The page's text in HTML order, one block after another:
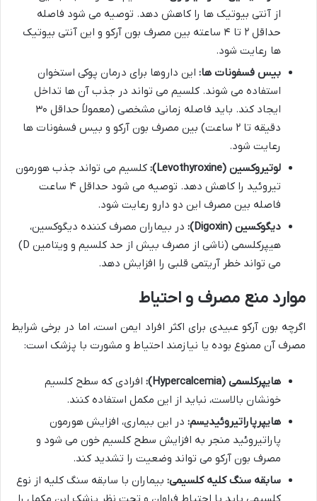
از آنتی بیوتیک ها را کاهش دهد. توصیه می شود فاصله
حداقل ۲ تا ۴ ساعته بین مصرف بون آرکو و این آنتی بیوتیک
ها رعایت شود.
بیس فسفونات ها: این داروها برای درمان پوکی استخوان
استفاده می شوند. کلسیم می تواند در جذب آن ها تداخل
ایجاد کند. باید فاصله زمانی مشخصی (معمولاً حداقل ۳۰
دقیقه تا ۲ ساعت) بین مصرف بون آرکو و بیس فسفونات ها
رعایت شود.
لوتیروکسین (Levothyroxine):
کلسیم می تواند جذب هورمون
تیروئید را کاهش دهد. توصیه می شود حداقل ۴ ساعت
فاصله بین مصرف این دو دارو رعایت شود.
دیگوکسین (Digoxin):
در بیماران مصرف کننده دیگوکسین،
هیپرکلسمی (ناشی از مصرف بیش از حد کلسیم و ویتامین D)
می تواند خطر آریتمی قلبی را افزایش دهد.
موارد منع مصرف و احتیاط
اگرچه بون آرکو عبیدی برای اکثر افراد ایمن است، اما در برخی شرایط
مصرف آن ممنوع بوده یا نیازمند احتیاط و مشورت با پزشک است:
هایپرکلسمی (Hypercalcemia):
افرادی که سطح کلسیم
خونشان بالاست، نباید از این مکمل استفاده کنند.
هایپرپاراتیروئیدیسم: در این بیماری، افزایش هورمون
پاراتیروئید منجر به افزایش سطح کلسیم خون می شود و
مصرف بون آرکو می تواند وضعیت را تشدید کند.
سابقه سنگ کلیه کلسیمی: بیماران با سابقه سنگ کلیه از نوع